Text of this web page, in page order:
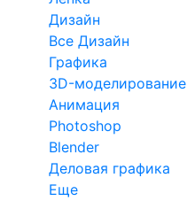
Дизайн
Все Дизайн
Графика
3D-моделирование
Анимация
Photoshop
Blender
Деловая графика
Еще